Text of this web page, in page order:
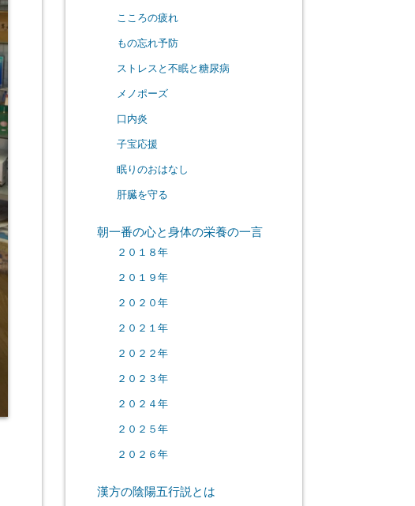
こころの疲れ
もの忘れ予防
ストレスと不眠と糖尿病
メノポーズ
口内炎
子宝応援
眠りのおはなし
肝臓を守る
朝一番の心と身体の栄養の一言
２０１８年
２０１９年
２０２０年
２０２１年
２０２２年
２０２３年
２０２４年
２０２５年
２０２６年
漢方の陰陽五行説とは